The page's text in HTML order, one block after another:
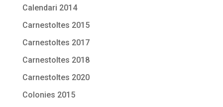
Calendari 2014
Carnestoltes 2015
Carnestoltes 2017
Carnestoltes 2018
Carnestoltes 2020
Colonies 2015